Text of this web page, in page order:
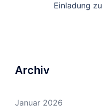
Einladung
Archiv
Januar 2026